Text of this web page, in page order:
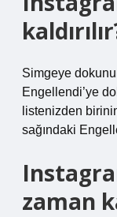
Simgeye
Engellendi’ye
listenizden
sağındaki
zaman